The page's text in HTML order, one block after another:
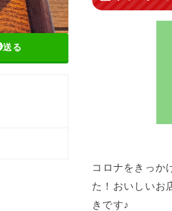
送る
コロナをきっか
た！おいしいお
きです♪